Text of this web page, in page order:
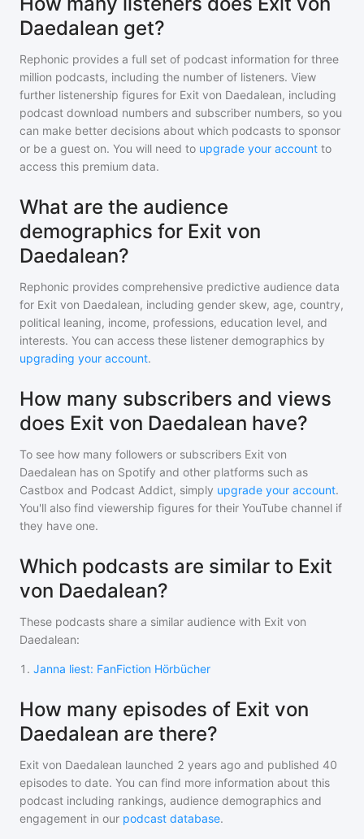
Daedalean get?
Rephonic provides a full set of podcast information for three
million podcasts, including the number of listeners. View
further listenership figures for Exit von Daedalean, including
podcast download numbers and subscriber numbers, so you
can make better decisions about which podcasts to sponsor
or be a guest on. You will need to upgrade your account to
access this premium data.
What are the audience
demographics for Exit von
Daedalean?
Rephonic provides comprehensive predictive audience data
for Exit von Daedalean, including gender skew, age, country,
political leaning, income, professions, education level, and
interests. You can access these listener demographics by
upgrading your account.
How many subscribers and views
does Exit von Daedalean have?
To see how many followers or subscribers Exit von
Daedalean has on Spotify and other platforms such as
Castbox and Podcast Addict, simply upgrade your account.
You'll also find viewership figures for their YouTube channel if
they have one.
Which podcasts are similar to Exit
von Daedalean?
These podcasts share a similar audience with Exit von
Daedalean:
1 . Janna liest: FanFiction Hörbücher
How many episodes of Exit von
Daedalean are there?
Exit von Daedalean launched 2 years ago and published 40
episodes to date. You can find more information about this
podcast including rankings, audience demographics and
engagement in our podcast database.